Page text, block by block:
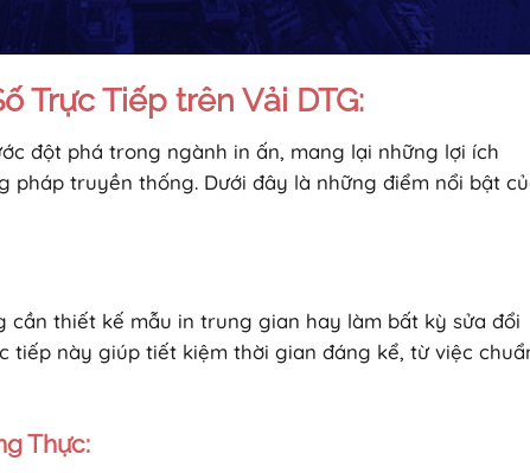
Trực Tiếp trên Vải DTG:
đột phá trong ngành in ấn, mang lại những lợi ích
pháp truyền thống. Dưới đây là những điểm nổi bật
cần thiết kế mẫu in trung gian hay làm bất kỳ sửa đổi
tiếp này giúp tiết kiệm thời gian đáng kể, từ việc
Thực: